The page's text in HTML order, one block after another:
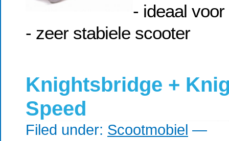
- ideaal
- zeer stabiele scooter
Knightsbridge +
Speed
Filed under: Scootmobiel —